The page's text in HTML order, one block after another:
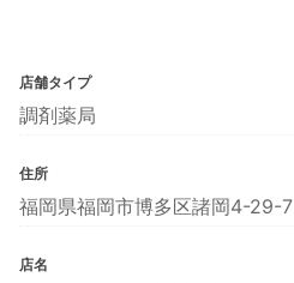
店舗タイプ
調剤薬局
住所
福岡県福岡市博多区諸岡4-29-7
店名